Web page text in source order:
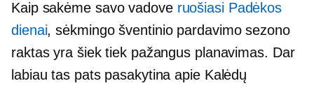
Kaip sakėme savo vadove ruošiasi Padėkos
dienai, sėkmingo šventinio pardavimo sezono
raktas yra šiek tiek pažangus planavimas. Dar
labiau tas pats pasakytina apie Kalėdų